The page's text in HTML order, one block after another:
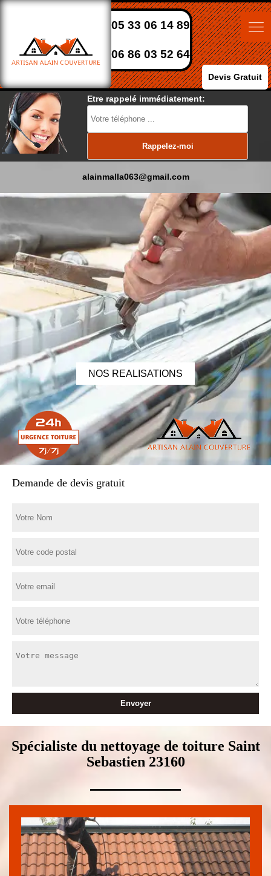
05 33 06 14 89
06 86 03 52 64
Devis Gratuit
Etre rappelé immédiatement:
alainmalla063@gmail.com
NOS REALISATIONS
Demande de devis gratuit
Spécialiste du nettoyage de toiture Saint
Sebastien 23160